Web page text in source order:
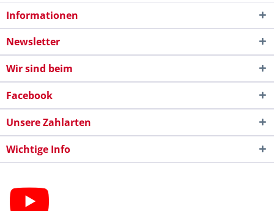
Informationen
Newsletter
Wir sind beim
Facebook
Unsere Zahlarten
Wichtige Info